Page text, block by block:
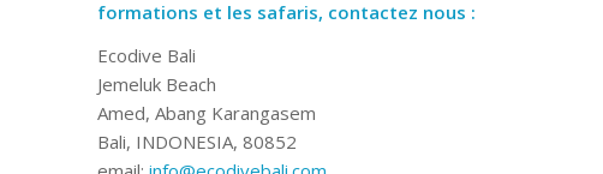
formations et les safaris, contactez nous :
Ecodive Bali
Jemeluk Beach
Amed, Abang Karangasem
Bali, INDONESIA, 80852